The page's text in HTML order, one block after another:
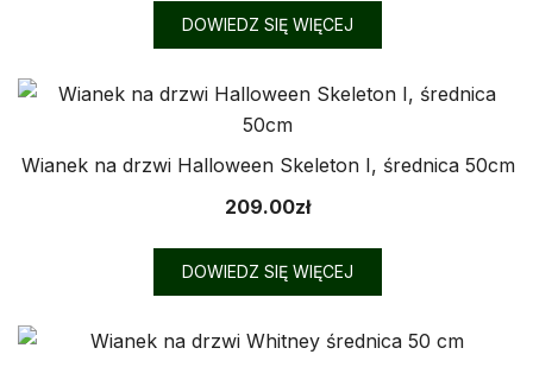
DOWIEDZ SIĘ WIĘCEJ
Wianek na drzwi Halloween Skeleton I, średnica 50cm
209.00zł
DOWIEDZ SIĘ WIĘCEJ